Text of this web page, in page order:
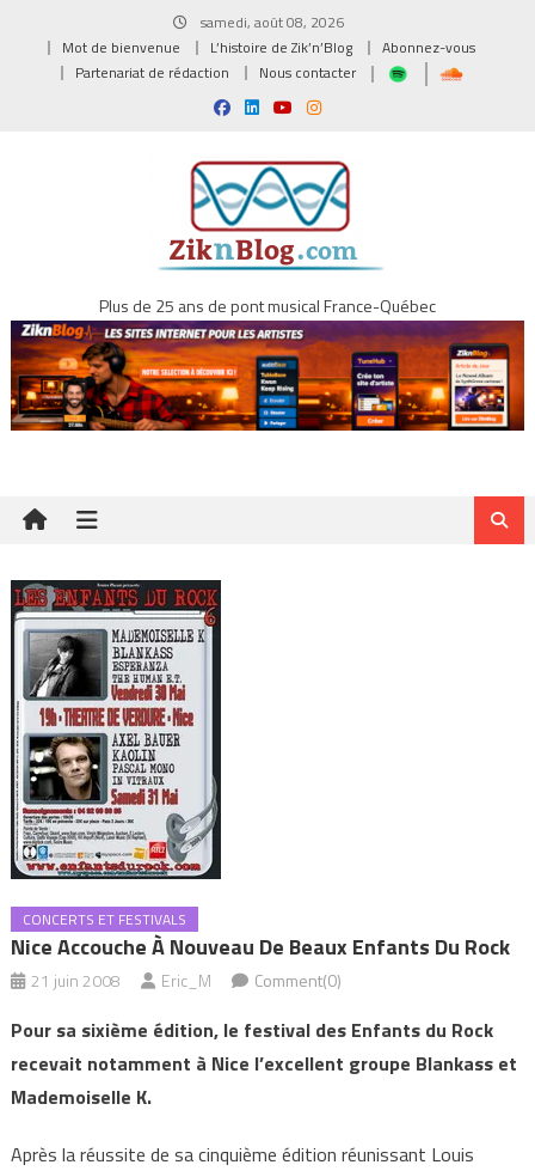
samedi, août 08, 2026
Mot de bienvenue
L’histoire de Zik’n’Blog
Abonnez-vous
Partenariat de rédaction
Nous contacter
Plus de 25 ans de pont musical France-Québec
CONCERTS ET FESTIVALS
Nice Accouche À Nouveau De Beaux Enfants Du Rock
21 juin 2008 Eric_M Comment(0)
Pour sa sixième édition, le festival des Enfants du Rock
recevait notamment à Nice l’excellent groupe Blankass et
Mademoiselle K.
Après la réussite de sa cinquième édition réunissant Louis